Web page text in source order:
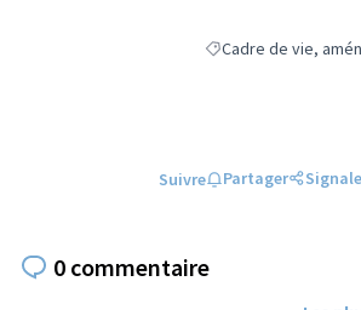
Filtrer les résultats
Cadre de vie,
Suivre Partager
0 commentaire